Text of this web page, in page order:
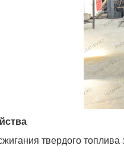
твердого топлива